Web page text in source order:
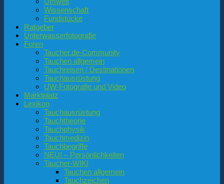
Wissenschaft
Fundstücke
Ratgeber
Unterwasserfotografie
Foren
Taucher.de-Community
Tauchen allgemein
Tauchreisen / Destinationen
Tauchausrüstung
UW-Fotografie und Video
Marktplatz
Lexikon
Tauchausrüstung
Tauchtheorie
Tauchphysik
Tauchmedizin
Tauchbegriffe
NEU! – Persönlichkeiten
Taucher-WIKI
Tauchen allgemein
Tauchzeichen